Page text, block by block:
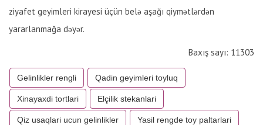
ziyafet geyimleri kirayesi üçün belə aşağı qiymətlərdən
yararlanmağa dəyər.
Baxış sayı: 11303
Gelinlikler rengli Qadin geyimleri toyluq
Xinayaxdi tortlari Elçilik stekanlari
Qiz usaqlari ucun gelinlikler Yasil rengde toy paltarlari